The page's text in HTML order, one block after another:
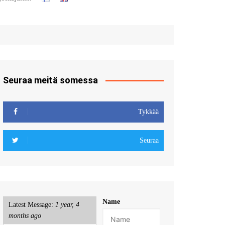
Seuraa meitä somessa
Tykkää
Seuraa
Latest Message: 1 year, 4
months ago
Name